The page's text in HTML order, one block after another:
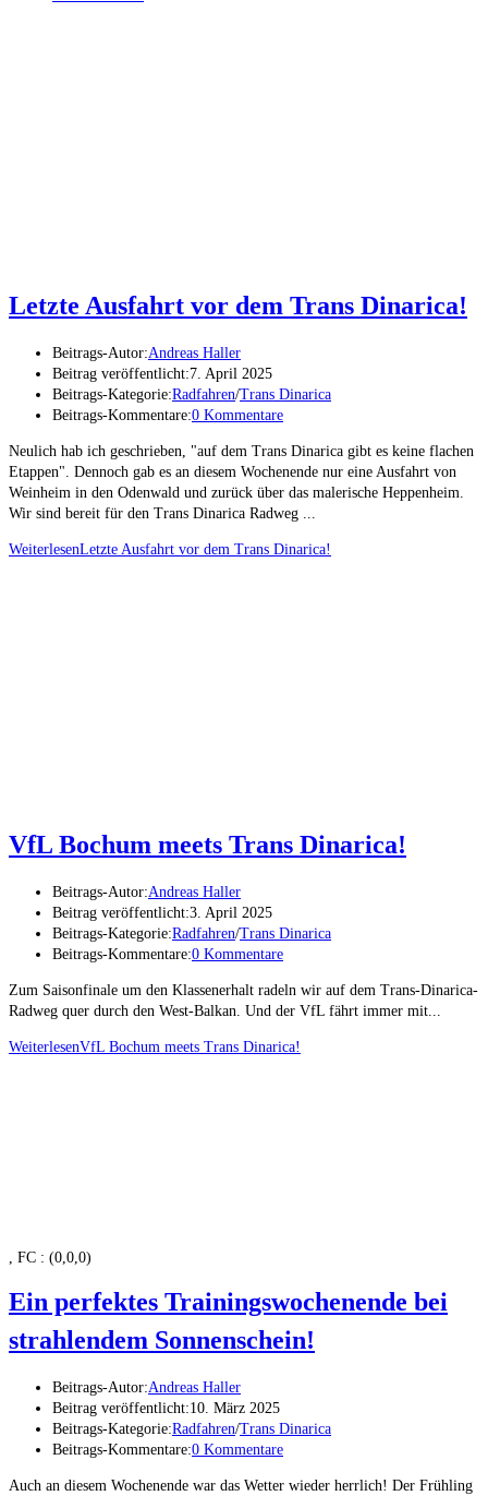
Letzte Ausfahrt vor dem Trans Dinarica!
Beitrags-Autor:Andreas Haller
Beitrag veröffentlicht:7. April 2025
Beitrags-Kategorie:Radfahren/Trans Dinarica
Beitrags-Kommentare:0 Kommentare
Neulich hab ich geschrieben, "auf dem Trans Dinarica gibt es keine flachen
Etappen". Dennoch gab es an diesem Wochenende nur eine Ausfahrt von
Weinheim in den Odenwald und zurück über das malerische Heppenheim.
Wir sind bereit für den Trans Dinarica Radweg ...
WeiterlesenLetzte Ausfahrt vor dem Trans Dinarica!
VfL Bochum meets Trans Dinarica!
Beitrags-Autor:Andreas Haller
Beitrag veröffentlicht:3. April 2025
Beitrags-Kategorie:Radfahren/Trans Dinarica
Beitrags-Kommentare:0 Kommentare
Zum Saisonfinale um den Klassenerhalt radeln wir auf dem Trans-Dinarica-
Radweg quer durch den West-Balkan. Und der VfL fährt immer mit...
WeiterlesenVfL Bochum meets Trans Dinarica!
, FC : (0,0,0)
Ein perfektes Trainingswochenende bei
strahlendem Sonnenschein!
Beitrags-Autor:Andreas Haller
Beitrag veröffentlicht:10. März 2025
Beitrags-Kategorie:Radfahren/Trans Dinarica
Beitrags-Kommentare:0 Kommentare
Auch an diesem Wochenende war das Wetter wieder herrlich! Der Frühling